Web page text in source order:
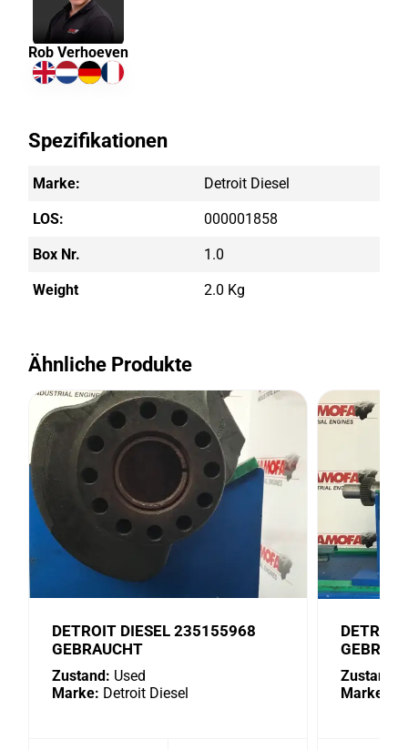
Rob Verhoeven
Spezifikationen
Marke: Detroit Diesel
LOS: 000001858
Box Nr. 1.0
Weight 2.0 Kg
Ähnliche Produkte
DETROIT DIESEL 235155968
GEBRAUCHT
Zustand: Used
Marke: Detroit Diesel
Zustand:
Marke: